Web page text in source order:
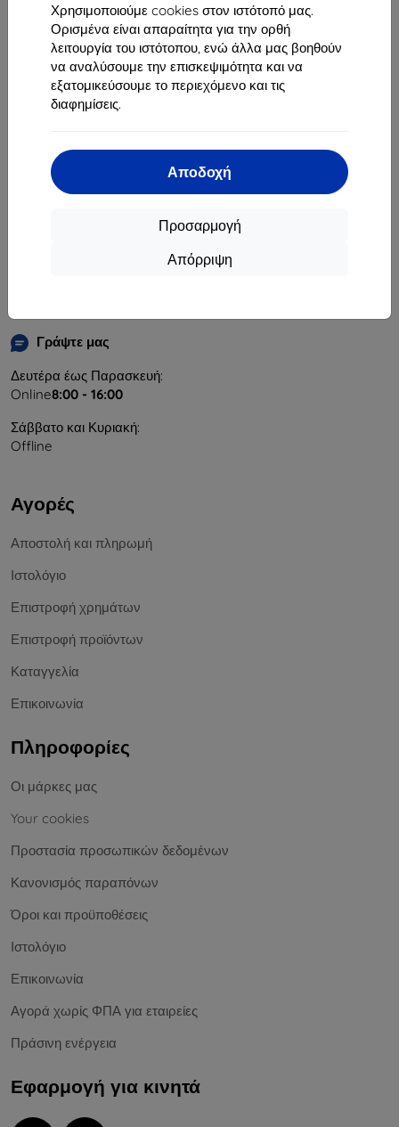
Χρησιμοποιούμε cookies στον ιστότοπό μας.
Ορισμένα είναι απαραίτητα για την ορθή
λειτουργία του ιστότοπου, ενώ άλλα μας βοηθούν
να αναλύσουμε την επισκεψιμότητα και να
εξατομικεύσουμε το περιεχόμενο και τις
διαφημίσεις.
Αποδοχή
Προσαρμογή
Απόρριψη
841 04 Bratislava
Αριθμός Μητρώου Εταιρείας:46701494
Γράψτε μας
Δευτέρα έως Παρασκευή:
Online8:00 - 16:00
Σάββατο και Κυριακή:
Offline
Αγορές
Αποστολή και πληρωμή
Ιστολόγιο
Επιστροφή χρημάτων
Επιστροφή προϊόντων
Καταγγελία
Επικοινωνία
Πληροφορίες
Οι μάρκες μας
Your cookies
Προστασία προσωπικών δεδομένων
Κανονισμός παραπόνων
Όροι και προϋποθέσεις
Ιστολόγιο
Επικοινωνία
Αγορά χωρίς ΦΠΑ για εταιρείες
Πράσινη ενέργεια
Εφαρμογή για κινητά